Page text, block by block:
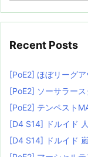
Recent Posts
[PoE2] ほぼリーグ
[PoE2] ソーサラース
[PoE2] テンペスト
[D4 S14] ドルイド
[D4 S14] ドルイド